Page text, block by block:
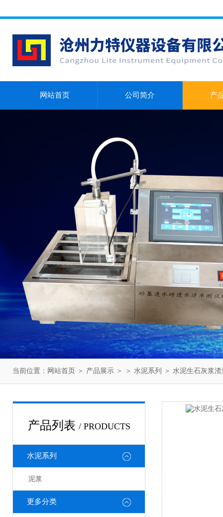
网站首页 公司简介 产
当前位置： 网站首页 ＞ 产品展示 ＞ ＞ 水泥系列 ＞ 水泥生石灰浆
产品列表 / PRODUCTS
水泥系列
泥浆
更多分类